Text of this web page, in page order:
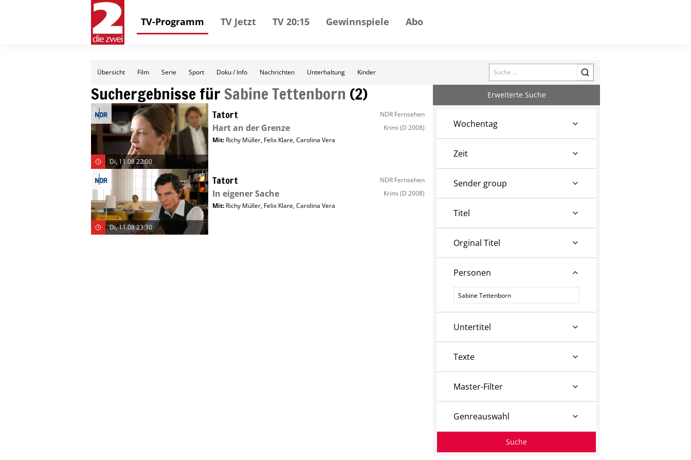
TV-Programm TV Jetzt TV 20:15 Gewinnspiele Abo
Übersicht Film Serie Sport Doku / Info Nachrichten Unterhaltung Kinder Search
Suchergebnisse fürSabine Tettenborn (2)
Di, 11.08 22:00
Tatort NDR Fernsehen
Hart an der Grenze Krimi (D 2008)
Mit: Richy Müller, Felix Klare,Carolina Vera
Di, 11.08 23:30
Tatort NDR Fernsehen
In eigener Sache Krimi (D 2008)
Mit: Richy Müller, Felix Klare,Carolina Vera
Erweiterte Suche
Wochentag
Zeit
Sender group
Titel
Orginal Titel
Personen
Personen
Untertitel
Texte
Master-Filter
Genreauswahl
Suche